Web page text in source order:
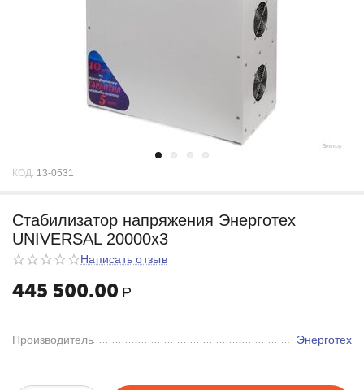
КОД: 13-0531
Стабилизатор напряжения Энерготех
UNIVERSAL 20000х3
Написать отзыв
445 500.00 Р
Производитель Энерготех